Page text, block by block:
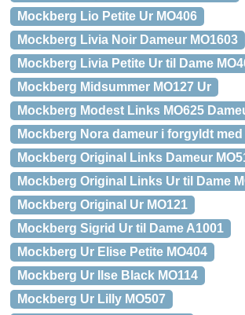
Mockberg Lio Petite Ur MO406
Mockberg Livia Noir Dameur MO1603
Mockberg Livia Petite Ur til Dame
Mockberg Midsummer MO127 Ur
Mockberg Modest Links MO625
Mockberg Nora dameur i forgyldt
Mockberg Original Links Dameur
Mockberg Original Links Ur til Dame
Mockberg Original Ur MO121
Mockberg Sigrid Ur til Dame A1001
Mockberg Ur Elise Petite MO404
Mockberg Ur Ilse Black MO114
Mockberg Ur Lilly MO507